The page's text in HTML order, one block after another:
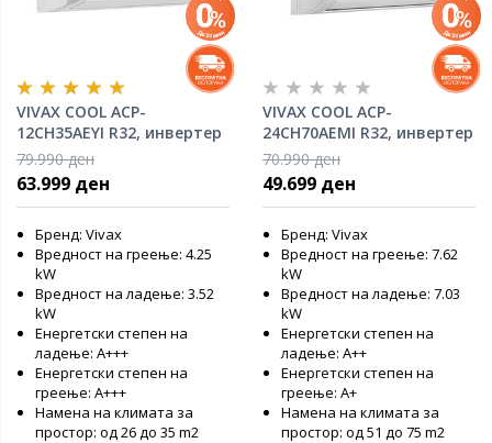
VIVAX COOL ACP-
12CH35AEYI R32, инвертер
клима уред
79.990 ден
63.999 ден
Бренд: Vivax
Вредност на греење: 4.25
kW
Вредност на ладење: 3.52
kW
Енергетски степен на
ладење: A+++
Енергетски степен на
греење: A+++
Намена на климата за
простор: од 26 до 35 m2
VIVAX COOL ACP-
24CH70AEMI R32, инвертер
клима уред
70.990 ден
49.699 ден
Бренд: Vivax
Вредност на греење: 7.62
kW
Вредност на ладење: 7.03
kW
Енергетски степен на
ладење: А++
Енергетски степен на
греење: А+
Намена на климата за
простор: од 51 до 75 m2